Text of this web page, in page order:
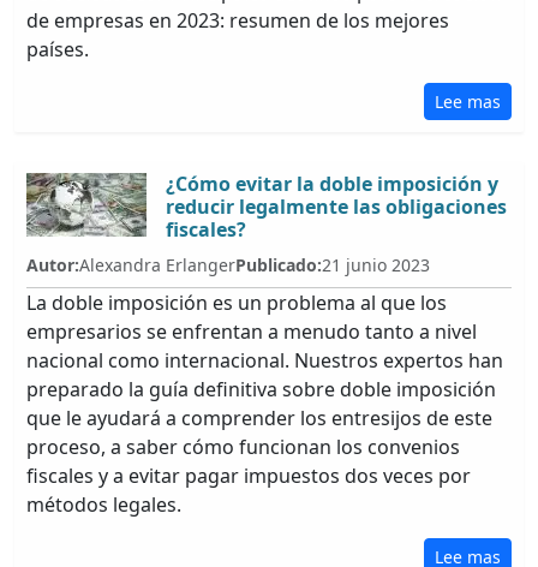
de empresas en 2023: resumen de los mejores
países.
Lee mas
¿Cómo evitar la doble imposición y
reducir legalmente las obligaciones
fiscales?
Autor:Alexandra ErlangerPublicado:21 junio 2023
La doble imposición es un problema al que los
empresarios se enfrentan a menudo tanto a nivel
nacional como internacional. Nuestros expertos han
preparado la guía definitiva sobre doble imposición
que le ayudará a comprender los entresijos de este
proceso, a saber cómo funcionan los convenios
fiscales y a evitar pagar impuestos dos veces por
métodos legales.
Lee mas